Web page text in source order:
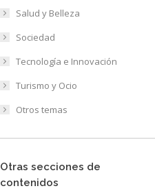
Salud y Belleza
Sociedad
Tecnología e Innovación
Turismo y Ocio
Otros temas
Otras secciones de
contenidos